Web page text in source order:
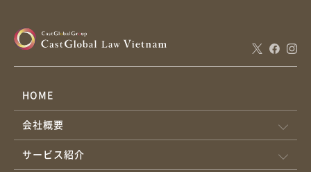
合、A又はBの1社のみで基礎控除を計算することになります。 扶
養控除につき、通達111第9条１項c.2.4号によれば、１扶養者は１
とBの２社と労働契約を締結し、2社から給料をもらい、扶養者が
いる場合、労働者がA社又はB社を選択して、その会社で扶養者を
登録して、扶養控除を計算します。 なお、複数の所得源を持って
いる納税者が基礎控除及び扶養控除を同所で計算しなければなら
ないという規定はなく、ハノイ市の公文書34683/CT-TTHTも2社と
HOME
会社概要
サービス紹介